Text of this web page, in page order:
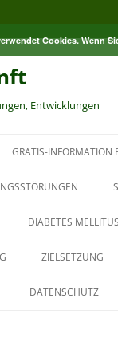
Entwicklungen
GRATIS-INFORMATION
DIABETES MELLITUS
ZIELSETZUNG
DATENSCHUTZ
Cookies. Wenn